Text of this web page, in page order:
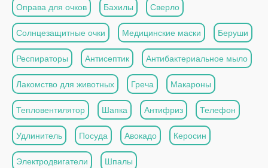
Оправа для очков Бахилы Сверло
Солнцезащитные очки Медицинские маски Беруши
Респираторы Антисептик Антибактериальное мыло
Лакомство для животных Греча Макароны
Тепловентилятор Шапка Антифриз Телефон
Удлинитель Посуда Авокадо Керосин
Электродвигатели Шпалы